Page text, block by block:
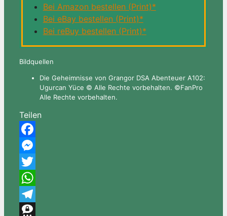
Bei Amazon bestellen (Print)*
Bei eBay bestellen (Print)*
Bei reBuy bestellen (Print)*
Bildquellen
Die Geheimnisse von Grangor DSA Abenteuer A102:
Ugurcan Yüce © Alle Rechte vorbehalten. ©FanPro
Alle Rechte vorbehalten.
Teilen
Facebook
Messenger
Twitter
WhatsApp
Telegram